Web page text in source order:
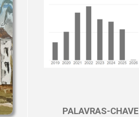
PALAVRAS-CHAVE